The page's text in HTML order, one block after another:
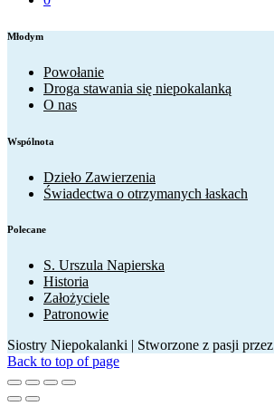
Młodym
Powołanie
Droga stawania się niepokalanką
O nas
Wspólnota
Dzieło Zawierzenia
Świadectwa o otrzymanych łaskach
Polecane
S. Urszula Napierska
Historia
Założyciele
Patronowie
Siostry Niepokalanki | Stworzone z pasji przez
Back to top of page